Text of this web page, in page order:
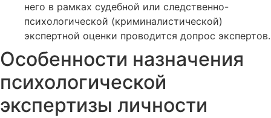
него в рамках судебной или следственно-
психологической (криминалистической)
экспертной оценки проводится допрос экспертов.
Особенности назначения
психологической
экспертизы личности